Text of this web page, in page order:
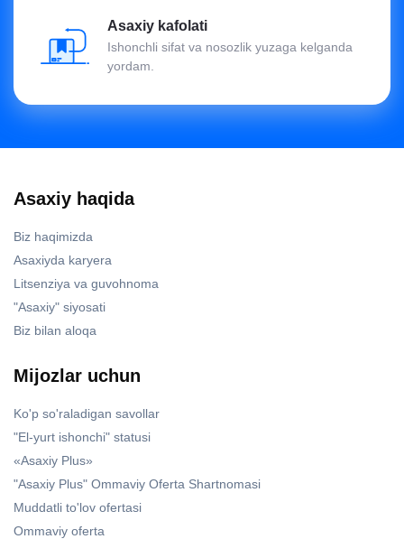
Asaxiy kafolati
Ishonchli sifat va nosozlik yuzaga kelganda
yordam.
Asaxiy haqida
Biz haqimizda
Asaxiyda karyera
Litsenziya va guvohnoma
"Asaxiy" siyosati
Biz bilan aloqa
Mijozlar uchun
Ko'p so'raladigan savollar
"El-yurt ishonchi" statusi
«Asaxiy Plus»
"Asaxiy Plus" Ommaviy Oferta Shartnomasi
Muddatli to'lov ofertasi
Ommaviy oferta